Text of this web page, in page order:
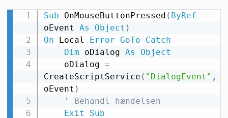
Sub OnMouseButtonPressed ( ByRef
oEvent As Object )
On Local Error GoTo
Catch
Dim oDialog As
Object
    oDialog
=
CreateScriptService ( "DialogEvent" ,
oEvent )
' Behandl hændelsen
Exit
Sub